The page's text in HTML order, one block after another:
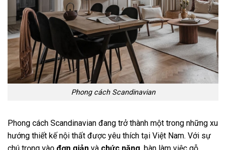
Phong cách Scandinavian
Phong cách Scandinavian đang trở thành một trong những xu
hướng thiết kế nội thất được yêu thích tại Việt Nam. Với sự